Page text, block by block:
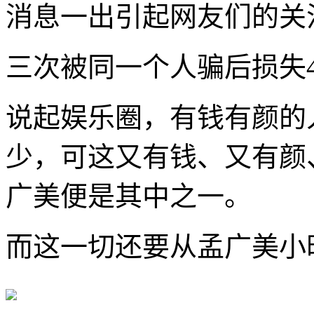
消息一出引起网友们的
三次被同一个人骗后损失
说起娱乐圈，有钱有颜
少，可这又有钱、又有
广美便是其中之一。
而这一切还要从孟广美